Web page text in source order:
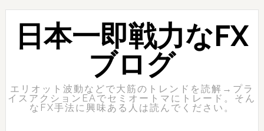
Skip
primary
navigation
Skip
content日本一即戦力なFX
ブログ
エリオット波動などで大筋のトレンドを読解→プラ
イスアクションEAでセミオートマにトレード。そん
なFX手法に興味ある人は読んでください。